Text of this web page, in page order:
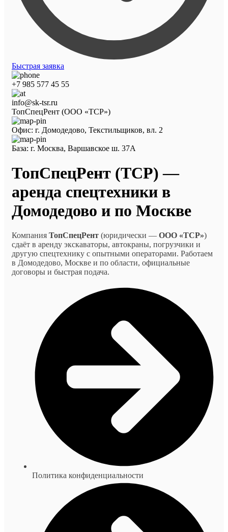
Быстрая заявка
+7 985 577 45 55
info@sk-tsr.ru
ТопСпецРент (ООО «ТСР»)
Офис: г. Домодедово, Текстильщиков, вл. 2
База: г. Москва, Варшавское ш. 37А
ТопСпецРент (ТСР) —
аренда спецтехники в
Домодедово и по Москве
Компания ТопСпецРент (юридически — ООО «ТСР»)
сдаёт в аренду экскаваторы, автокраны, погрузчики и
другую спецтехнику с опытными операторами. Работаем
в Домодедово, Москве и по области, официальные
договоры и быстрая подача.
Политика конфиденциальности